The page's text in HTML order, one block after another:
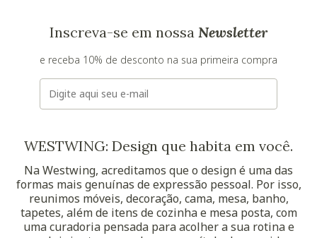
Inscreva-se em nossa Newsletter
e receba 10% de desconto na sua primeira compra
E-mail
WESTWING: Design que habita em você.
Na Westwing, acreditamos que o design é uma das
formas mais genuínas de expressão pessoal. Por isso,
reunimos móveis, decoração, cama, mesa, banho,
tapetes, além de itens de cozinha e mesa posta, com
uma curadoria pensada para acolher a sua rotina e